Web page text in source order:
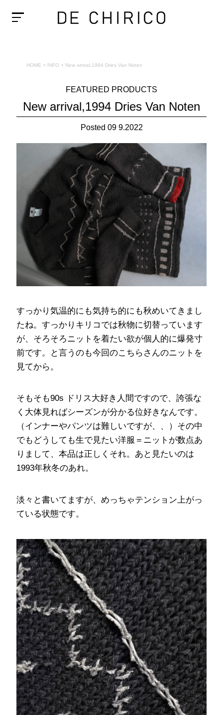
HOME > INFO > New arrival,1994 Dries Van Noten
FEATURED PRODUCTS
New arrival,1994 Dries Van Noten
Posted 09 9.2022
すっかり気温的にも気持ち的にも秋めいてきまし
たね。すっかりキリコでは秋物に切替っています
が、そろそろニットを着たい欲が個人的に爆発寸
前です。と言うのも今回のこちらさんのニットを
見てから。
そもそも90s ドリス大好き人間ですので、誇張な
く大体見ればシーズンが分かる位好きなんです。
（インナーやパンツは難しいですが、、）その中
でもどうしても生で見たい洋服＝ニットが数点あ
りまして、本品は正しくそれ。あと見たいのは
1993年秋冬のあれ。
淡々と書いてますが、めっちゃテンション上がっ
ている状態です。